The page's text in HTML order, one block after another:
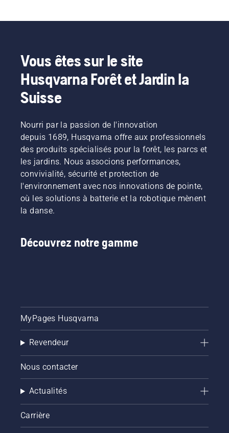
Vous êtes sur le site
Husqvarna Forêt et Jardin la
Suisse
Nourri par la passion de l'innovation
depuis 1689, Husqvarna offre aux professionnels
des produits spécialisés pour la forêt, les parcs et
les jardins. Nous associons performances,
convivialité, sécurité et protection de
l'environnement avec nos innovations de pointe,
où les solutions à batterie et la robotique mènent
la danse.
Découvrez notre gamme
MyPages Husqvarna
Revendeur
Nous contacter
Actualités
Carrière